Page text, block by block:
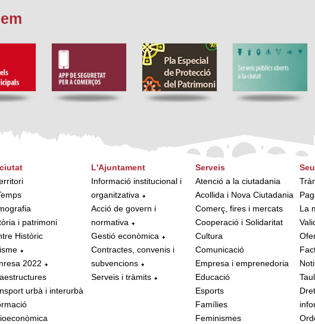
i patrimoni
Històric
2022
urbà i interurbà
L'Ajuntament
Informació institucional i
organitzativa
Acció de govern i
normativa
Gestió econòmica
Contractes, convenis i
subvencions
Serveis i tràmits
Serveis
Atenció a la ciutadania
Acollida i Nova Ciutadania
Comerç, fires i mercats
Cooperació i Solidaritat
Cultura
Comunicació
Empresa i emprenedoria
Educació
Esports
Famílies
Feminismes
La